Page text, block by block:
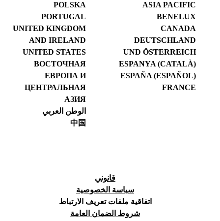
ASIA PACIFIC
BENELUX
CANADA
DEUTSCHLAND
UND ÖSTERREICH
ESPANYA (CATALÀ)
ESPAÑA (ESPAÑOL)
FRANCE
POLSKA
PORTUGAL
UNITED KINGDOM
AND IRELAND
UNITED STATES
ВОСТОЧНАЯ
ЕВРОПА И
ЦЕНТРАЛЬНАЯ
АЗИЯ
الوطن العربي
中国
قانوني
سياسة الخصوصية
اتفاقية ملفات تعريف الارتباط
شروط الضمان العامة